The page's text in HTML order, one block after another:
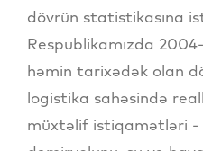
dövrün statistikasına
Respublikamızda
həmin tarixədək olan
logistika sahəsində
müxtəlif istiqamətləri -